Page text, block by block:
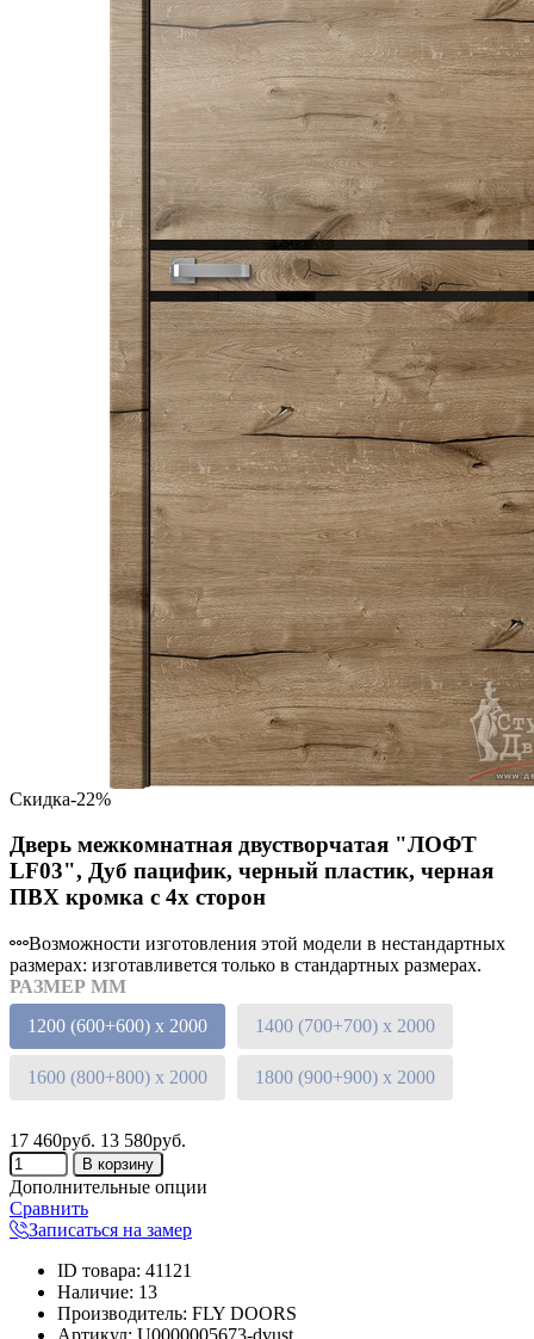
Скидка-22%
Дверь межкомнатная двустворчатая "ЛОФТ
LF03", Дуб пацифик, черный пластик, черная
ПВХ кромка с 4х сторон
Возможности изготовления этой модели в нестандартных
размерах: изготавливется только в стандартных размерах.
РАЗМЕР ММ
1200 (600+600) х 2000
1400 (700+700) х 2000
1600 (800+800) х 2000 1800 (900+900) х 2000
17 460руб. 13 580руб.
Дополнительные опции
Сравнить
Записаться на замер
ID товара: 41121
Наличие: 13
Производитель: FLY DOORS
Артикул: U0000005673-dvust